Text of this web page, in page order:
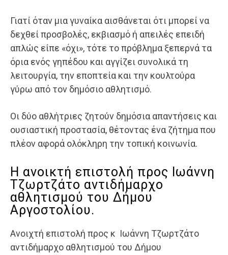
Γιατί όταν μια γυναίκα αισθάνεται ότι μπορεί να
δεχθεί προσβολές, εκβιασμό ή απειλές επειδή
απλώς είπε «όχι», τότε το πρόβλημα ξεπερνά τα
όρια ενός γηπέδου και αγγίζει συνολικά τη
λειτουργία, την εποπτεία και την κουλτούρα
γύρω από τον δημόσιο αθλητισμό.
Οι δύο αθλήτριες ζητούν δημόσια απαντήσεις και
ουσιαστική προστασία, θέτοντας ένα ζήτημα που
πλέον αφορά ολόκληρη την τοπική κοινωνία.
Η ανοικτή επιστολή προς Ιωάννη
Τζωρτζάτο αντιδήμαρχο
αθλητισμού του Δήμου
Αργοστολίου.
Ανοιχτή επιστολή προς κ Ιωάννη Τζωρτζάτο
αντιδήμαρχο αθλητισμού του Δήμου